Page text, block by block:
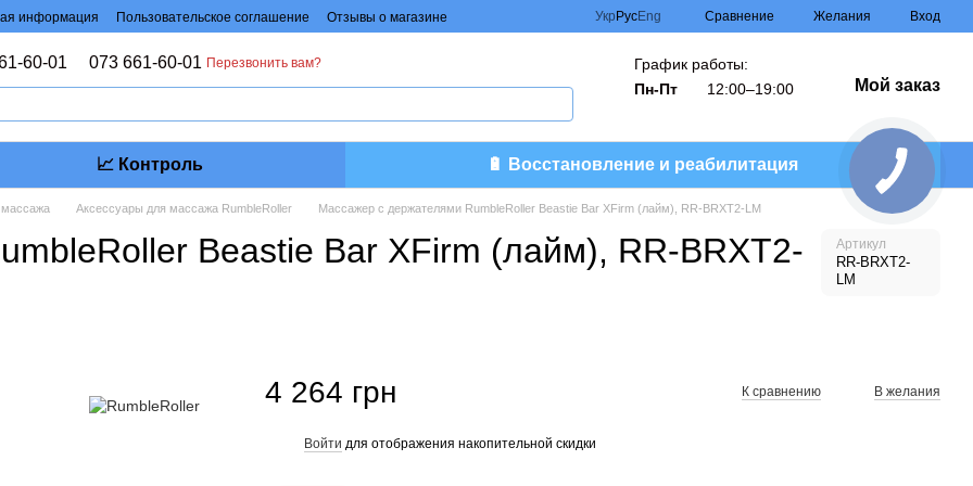
информация Пользовательское соглашение
Отзывы о магазине
Укр РусEng Сравнение Желания Вход
60-01 073 661-60-01 Перезвонить вам?
График работы:
Пн-Пт
12:00–19:00 Мой заказ
📈 Контроль 🔋 Восстановление и реабилитация
Аксессуары для массажа RumbleRoller Массажер с держателями RumbleRoller Beastie Bar XFirm (лайм), RR-BRXT2-LM
Beastie Bar XFirm (лайм), RR-BRXT2-
Артикул
RR-BRXT2-
LM
4 264 грн К сравнению В желания
Войти для отображения накопительной скидки